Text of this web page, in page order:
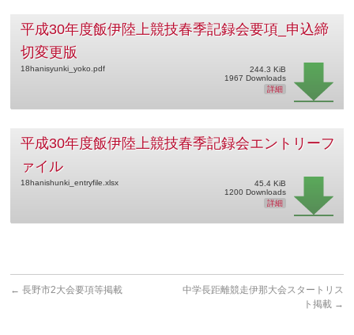
平成30年度飯伊陸上競技春季記録会要項_申込締
切変更版
18hanisyunki_yoko.pdf
244.3 KiB
1967 Downloads
詳細
平成30年度飯伊陸上競技春季記録会エントリーフ
ァイル
18hanishunki_entryfile.xlsx
45.4 KiB
1200 Downloads
詳細
← 長野市2大会要項等掲載
中学長距離競走伊那大会スタートリス
ト掲載 →